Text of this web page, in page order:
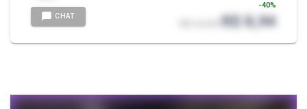
CHAT
-40%
R$ 8,94